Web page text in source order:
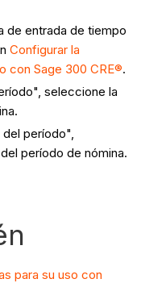
de entrada de tiempo
Configurar la
con Sage 300 CRE®.
seleccione la
período",
período de nómina.
para su uso con